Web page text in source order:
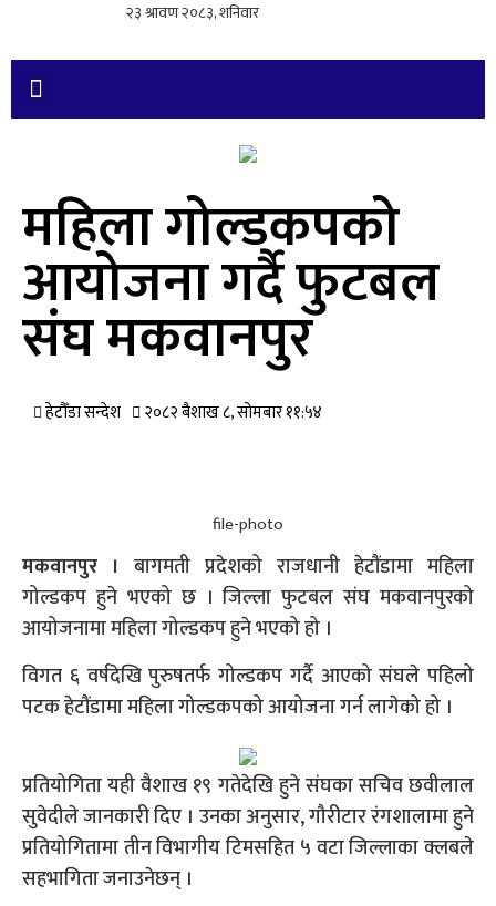
महिला गोल्डकपको
आयोजना गर्दै फुटबल
संघ मकवानपुर
हेटौँडा सन्देश २०८२ बैशाख ८, सोमबार ११:५४
file-photo
मकवानपुर । बागमती प्रदेशको राजधानी हेटौंडामा महिला
गोल्डकप हुने भएको छ । जिल्ला फुटबल संघ मकवानपुरको
आयोजनामा महिला गोल्डकप हुने भएको हो ।
विगत ६ वर्षदेखि पुरुषतर्फ गोल्डकप गर्दै आएको संघले पहिलो
पटक हेटौंडामा महिला गोल्डकपको आयोजना गर्न लागेको हो ।
प्रतियोगिता यही वैशाख १९ गतेदेखि हुने संघका सचिव छवीलाल
सुवेदीले जानकारी दिए । उनका अनुसार, गौरीटार रंगशालामा हुने
प्रतियोगितामा तीन विभागीय टिमसहित ५ वटा जिल्लाका क्लबले
सहभागिता जनाउनेछन् ।